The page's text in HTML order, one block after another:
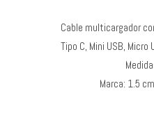
Cable multicargador
Tipo C, Mini USB,
Marca: 1.5